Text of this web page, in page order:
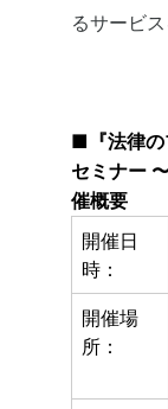
るサービ
■『法律の
セミナー
催概要
開催日
時：
開催場
所：